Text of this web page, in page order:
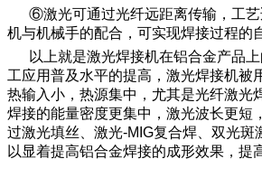
⑥激光可通过光纤远距离传输，工
机与机械手的配合，可实现焊接过程的
以上就是激光焊接机在铝合金产品
工应用普及水平的提高，激光焊接机被
热输入小，热源集中，尤其是光纤激光
焊接的能量密度更集中，激光波长更短
过激光填丝、激光-MIG复合焊、双光斑
以显着提高铝合金焊接的成形效果，提